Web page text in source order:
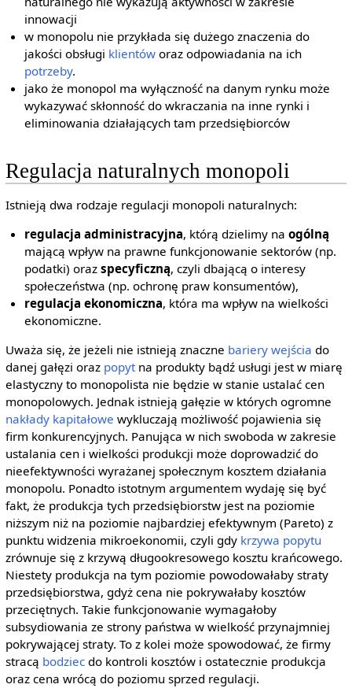
innowacji
w monopolu nie przykłada się dużego znaczenia do
jakości obsługi klientów oraz odpowiadania na ich
potrzeby.
jako że monopol ma wyłączność na danym rynku może
wykazywać skłonność do wkraczania na inne rynki i
eliminowania działających tam przedsiębiorców
Regulacja naturalnych monopoli
Istnieją dwa rodzaje regulacji monopoli naturalnych:
regulacja administracyjna, którą dzielimy naogólną
mającą wpływ na prawne funkcjonowanie sektorów (np.
podatki) orazspecyficzną, czyli dbającą o interesy
społeczeństwa (np. ochronę praw konsumentów),
regulacja ekonomiczna, która ma wpływ na wielkości
ekonomiczne.
Uważa się, że jeżeli nie istnieją znaczne bariery wejścia do
danej gałęzi oraz popytna produkty bądź usługi jest w miarę
elastyczny to monopolista nie będzie w stanie ustalać cen
monopolowych. Jednak istnieją gałęzie w których ogromne
nakłady kapitałowe wykluczają możliwość pojawienia się
firm konkurencyjnych. Panująca w nich swoboda w zakresie
ustalania cen i wielkości produkcji może doprowadzić do
nieefektywności wyrażanej społecznym kosztem działania
monopolu. Ponadto istotnym argumentem wydaję się być
fakt, że produkcja tych przedsiębiorstw jest na poziomie
niższym niż na poziomie najbardziej efektywnym (Pareto) z
punktu widzenia mikroekonomii, czyli gdy krzywa popytu
zrównuje się z krzywą długookresowego kosztu krańcowego.
Niestety produkcja na tym poziomie powodowałaby straty
przedsiębiorstwa, gdyż cena nie pokrywałaby kosztów
przeciętnych. Takie funkcjonowanie wymagałoby
subsydiowania ze strony państwa w wielkość przynajmniej
pokrywającej straty. To z kolei może spowodować, że firmy
stracą bodziecdo kontroli kosztów i ostatecznie produkcja
oraz cena wrócą do poziomu sprzed regulacji.